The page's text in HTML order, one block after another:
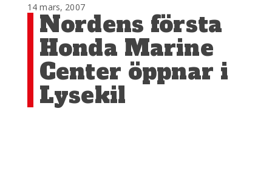
14 mars, 2007
Nordens första
Honda Marine
Center öppnar i
Lysekil